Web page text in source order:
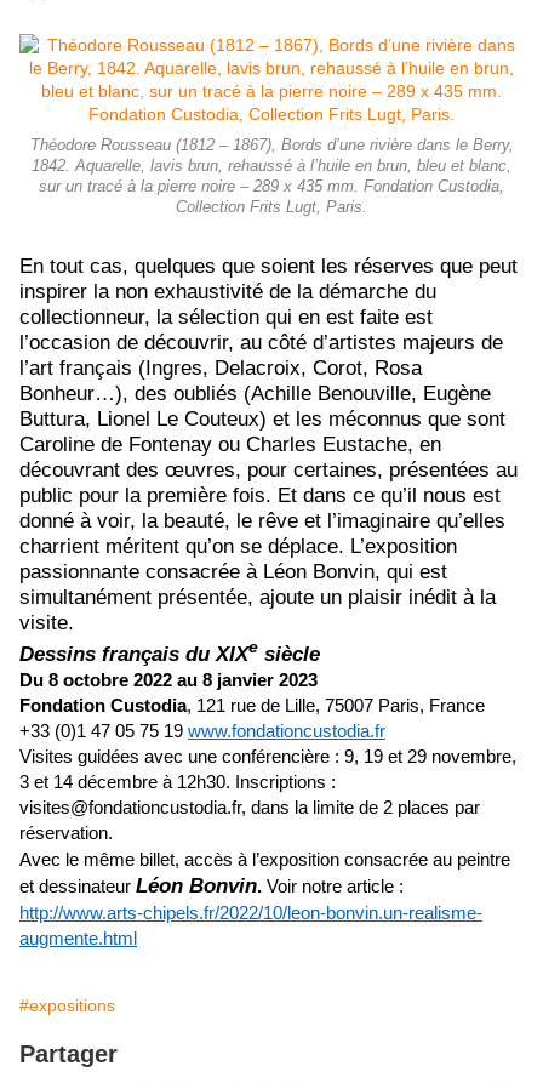
Théodore Rousseau (1812 – 1867), Bords d’une rivière dans le Berry,
1842. Aquarelle, lavis brun, rehaussé à l’huile en brun, bleu et blanc,
sur un tracé à la pierre noire – 289 x 435 mm. Fondation Custodia,
Collection Frits Lugt, Paris.
En tout cas, quelques que soient les réserves que peut
inspirer la non exhaustivité de la démarche du
collectionneur, la sélection qui en est faite est
l’occasion de découvrir, au côté d’artistes majeurs de
l’art français (Ingres, Delacroix, Corot, Rosa
Bonheur…), des oubliés (Achille Benouville, Eugène
Buttura, Lionel Le Couteux) et les méconnus que sont
Caroline de Fontenay ou Charles Eustache, en
découvrant des œuvres, pour certaines, présentées au
public pour la première fois. Et dans ce qu’il nous est
donné à voir, la beauté, le rêve et l’imaginaire qu’elles
charrient méritent qu’on se déplace. L’exposition
passionnante consacrée à Léon Bonvin, qui est
simultanément présentée, ajoute un plaisir inédit à la
visite.
Dessins français du XIXe siècle
Du 8 octobre 2022 au 8 janvier 2023
Fondation Custodia, 121 rue de Lille, 75007 Paris, France
+33 (0)1 47 05 75 19 www.fondationcustodia.fr
Visites guidées avec une conférencière : 9, 19 et 29 novembre,
3 et 14 décembre à 12h30. Inscriptions :
visites@fondationcustodia.fr, dans la limite de 2 places par
réservation.
Avec le même billet, accès à l’exposition consacrée au peintre
et dessinateur Léon Bonvin. Voir notre article :
http://www.arts-chipels.fr/2022/10/leon-bonvin.un-realisme-
augmente.html
#expositions
Partager